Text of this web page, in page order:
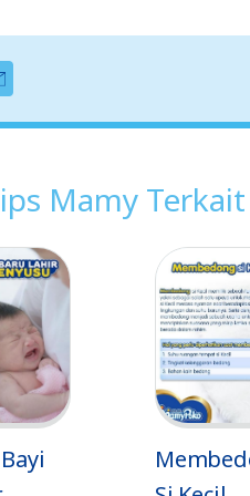
Mamy Terkait
Membedong